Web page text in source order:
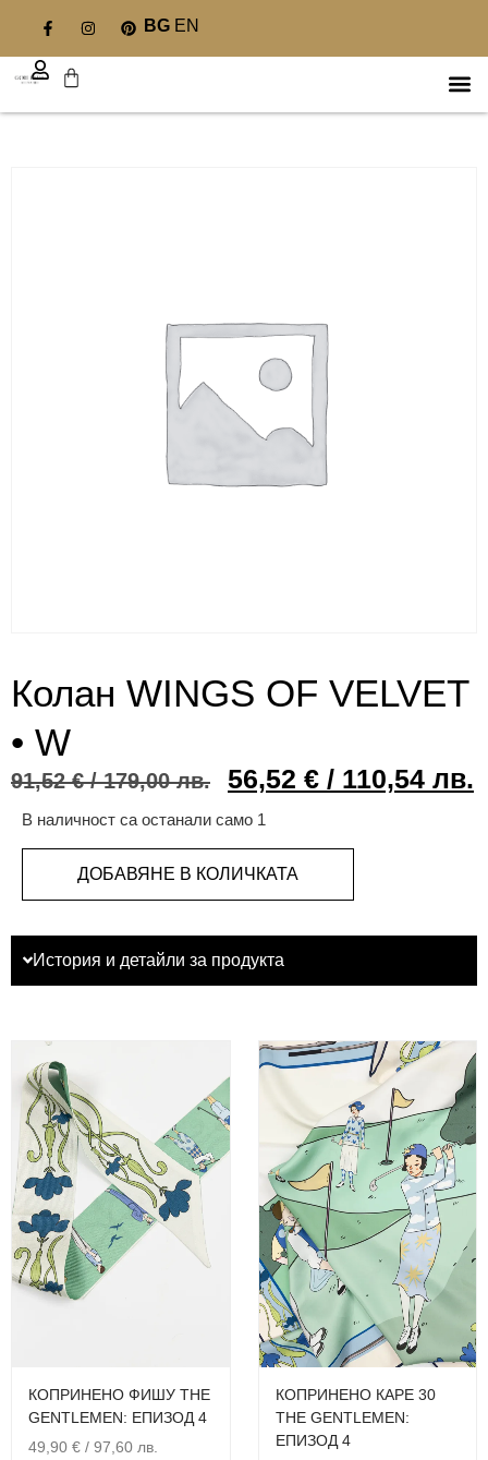
BG EN
Колан WINGS OF VELVET
• W
91,52€/ 179,00 лв. 56,52 € / 110,54 лв.
В наличност са останали само 1
ДОБАВЯНЕ В КОЛИЧКАТА
История и детайли за продукта
КОПРИНЕНО ФИШУ THE
GENTLEMEN: ЕПИЗОД 4
49,90 € / 97,60 лв.
КОПРИНЕНО КАРЕ 30
THE GENTLEMEN:
ЕПИЗОД 4